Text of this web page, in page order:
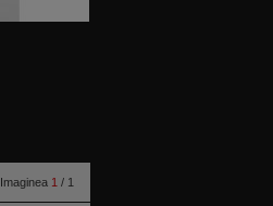
Imaginea 1 / 1